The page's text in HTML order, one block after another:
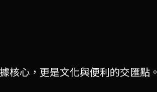
核心，更是文化與便利的交匯點。